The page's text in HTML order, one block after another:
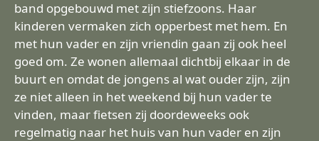
band opgebouwd met zijn stiefzoons. Haar
kinderen vermaken zich opperbest met hem. En
met hun vader en zijn vriendin gaan zij ook heel
goed om. Ze wonen allemaal dichtbij elkaar in de
buurt en omdat de jongens al wat ouder zijn, zijn
ze niet alleen in het weekend bij hun vader te
vinden, maar fietsen zij doordeweeks ook
regelmatig naar het huis van hun vader en zijn